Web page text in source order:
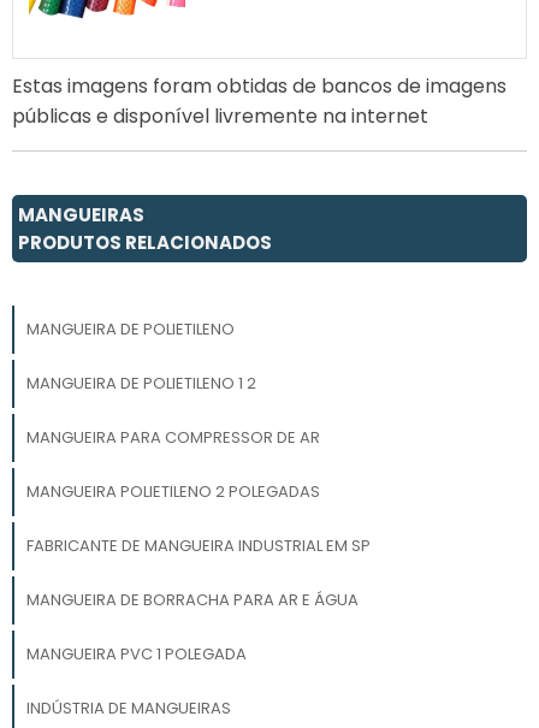
Estas imagens foram obtidas de bancos de imagens
públicas e disponível livremente na internet
MANGUEIRAS
PRODUTOS RELACIONADOS
MANGUEIRA DE POLIETILENO
MANGUEIRA DE POLIETILENO 1 2
MANGUEIRA PARA COMPRESSOR DE AR
MANGUEIRA POLIETILENO 2 POLEGADAS
FABRICANTE DE MANGUEIRA INDUSTRIAL EM SP
MANGUEIRA DE BORRACHA PARA AR E ÁGUA
MANGUEIRA PVC 1 POLEGADA
INDÚSTRIA DE MANGUEIRAS